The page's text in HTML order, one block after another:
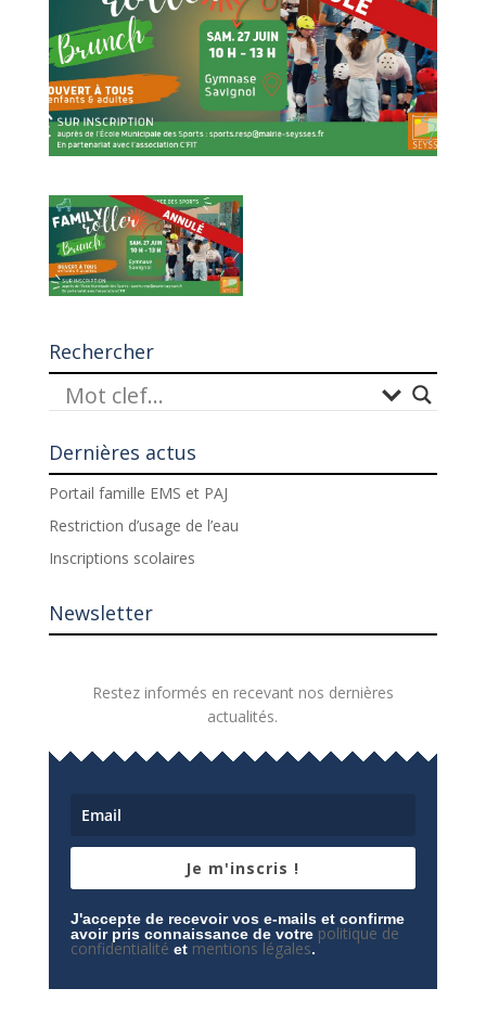
Rechercher
Dernières actus
Portail famille EMS et PAJ
Restriction d’usage de l’eau
Inscriptions scolaires
Newsletter
Restez informés en recevant nos dernières
actualités.
Je m'inscris !
J'accepte de recevoir vos e-mails et confirme
avoir pris connaissance de votre politique de
confidentialité et mentions légales.